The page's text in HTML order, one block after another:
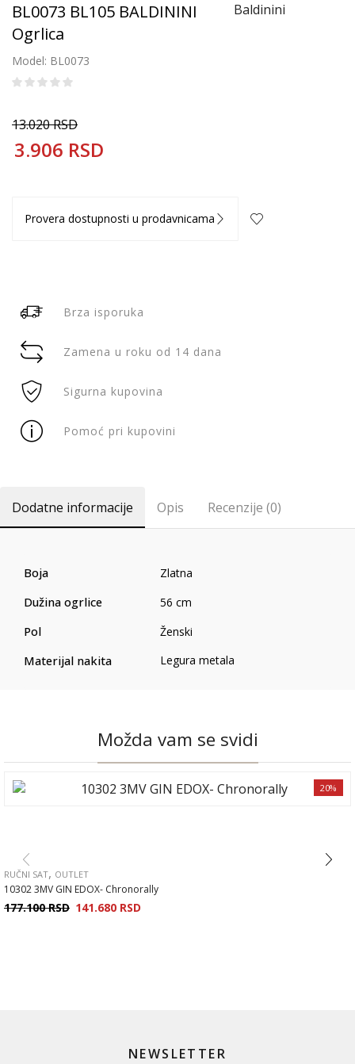
BL0073 BL105 BALDININI
Ogrlica
Model: BL0073
Baldinini
13.020RSD
3.906 RSD
Provera dostupnosti u prodavnicama
Brza isporuka
Zamena u roku od 14 dana
Sigurna kupovina
Pomoć pri kupovini
Dodatne informacije Opis Recenzije (0)
Boja Zlatna
Dužina ogrlice 56 cm
Pol Ženski
Materijal nakita Legura metala
Možda vam se svidi
20%
RUČNI SAT, OUTLET
10302 3MV GIN EDOX- Chronorally
177.100RSD 141.680 RSD
NEWSLETTER